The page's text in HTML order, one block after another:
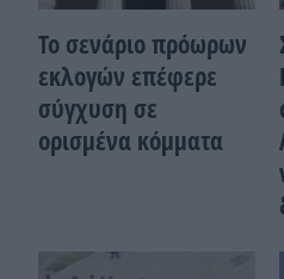
Το σενάριο πρόωρων
εκλογών επέφερε
σύγχυση σε
ορισμένα κόμματα